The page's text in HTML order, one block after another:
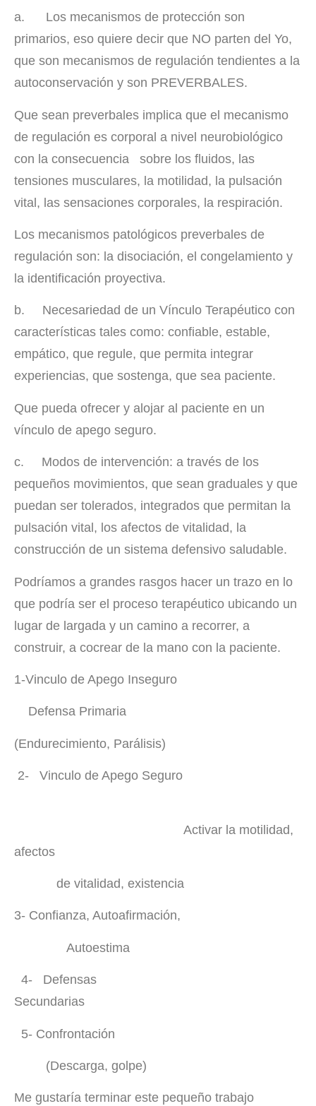
a. Los mecanismos de protección son
primarios, eso quiere decir que NO parten del Yo,
que son mecanismos de regulación tendientes a la
autoconservación y son PREVERBALES.
Que sean preverbales implica que el mecanismo
de regulación es corporal a nivel neurobiológico
con la consecuencia sobre los fluidos, las
tensiones musculares, la motilidad, la pulsación
vital, las sensaciones corporales, la respiración.
Los mecanismos patológicos preverbales de
regulación son: la disociación, el congelamiento y
la identificación proyectiva.
b. Necesariedad de un Vínculo Terapéutico con
características tales como: confiable, estable,
empático, que regule, que permita integrar
experiencias, que sostenga, que sea paciente.
Que pueda ofrecer y alojar al paciente en un
vínculo de apego seguro.
c. Modos de intervención: a través de los
pequeños movimientos, que sean graduales y que
puedan ser tolerados, integrados que permitan la
pulsación vital, los afectos de vitalidad, la
construcción de un sistema defensivo saludable.
Podríamos a grandes rasgos hacer un trazo en lo
que podría ser el proceso terapéutico ubicando un
lugar de largada y un camino a recorrer, a
construir, a cocrear de la mano con la paciente.
1-Vinculo de Apego Inseguro
Defensa Primaria
(Endurecimiento, Parálisis)
2- Vinculo de Apego Seguro
Activar la motilidad,
afectos
de vitalidad, existencia
3- Confianza, Autoafirmación,
Autoestima
4- Defensas
Secundarias
5- Confrontación
(Descarga, golpe)
Me gustaría terminar este pequeño trabajo